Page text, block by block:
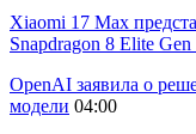
Xiaomi 17 Max
Snapdragon 8 Elite
OpenAI заявила о
модели 04:00